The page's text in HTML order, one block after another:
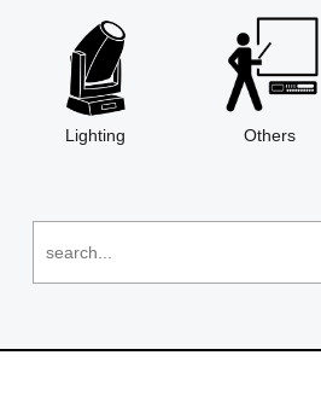
Lighting Others